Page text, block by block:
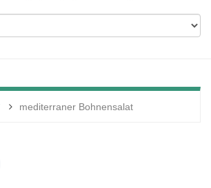
Homemediterraner Bohnensalat